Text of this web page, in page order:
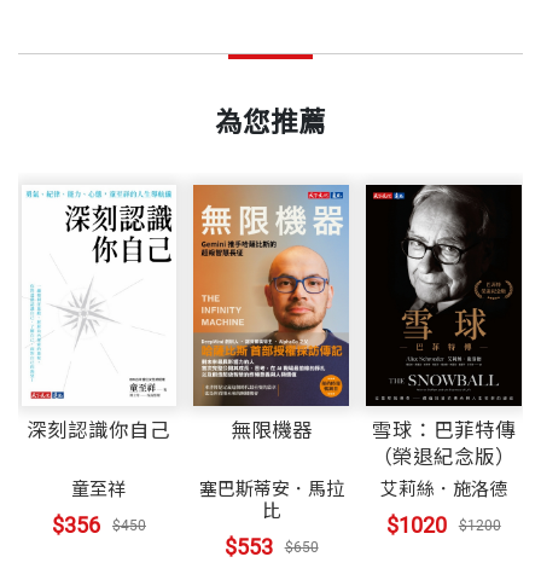
第14章 網路契約：重塑數位社會的信任基石
第15章 Inrupt與Solid協定：奪回數據主權的下一戰
第16章 智慧型機器：當代理程式接管網路
第17章 注意力經濟與意圖導向：奪回你的專注力
第18章 春天的跡象：去中心化網路的未來願景
致謝
圖片來源
質，解答「物質是什麼？從何而來？」等問題。為
此，CERN在巨大的環狀加速器中讓次原子粒子沿軌
道運行，並持續提升粒子束的能量，使兩束高速粒子
在偵測器中對撞，以觀察產生的現象。我協助開發程
式碼，讓成千上萬的電腦和儀器設備能夠互通訊息。
在CERN的工作相當有趣。這裡匯聚各國的研究計畫
和工作人員，配備多種不同類型的電腦：電腦中心裡
有大型主機系統，控制中心裡有工作站電腦，加速器
隧道內則有安裝微處理器。整個加速器呈環形，圓周
長達27公里，建造在地底下300公尺的位置。為了管
理這些複雜的系統，我需要一個功能強大的資訊系統
（其實，他們更需要），才能整合不同的計畫、計算
機系統、各個團隊，以及所有參與人員和他們的想法
路，也是這波由伯納斯－李與全球資訊網掀起的巨大
個引人入勝的視角，讓我們一窺這項改變世界的發明
其成為向善的力量。
——麥可．彭博（Michael Bloomberg），彭博與彭博
慈善基金會創辦人、2002 至2013 年紐約市長
在這本充滿活力的回憶錄中，提姆．伯納斯－李爵士
透過謙遜、扣人心弦且激勵人心的個人故事，親自帶
領我們回顧網路的誕生與演進。這不只是一段歷史，
更是一份見證人類與科技潛力的非凡個人宣言，也是
人獎、2008年吳大猷科普翻譯銀籤獎。譯作繁多，包
括《賈伯斯傳》、《你要如何衡量你的人生？》、
《旁觀者》、《謝謝你遲到了》等數十冊。
重量 579
為您推薦
深刻認識你自己
童至祥
$356 $450
無限機器
塞巴斯蒂安．馬拉
比
$553 $650
雪球：巴菲特傳
（榮退紀念版）
艾莉絲．施洛德
$1020 $1200